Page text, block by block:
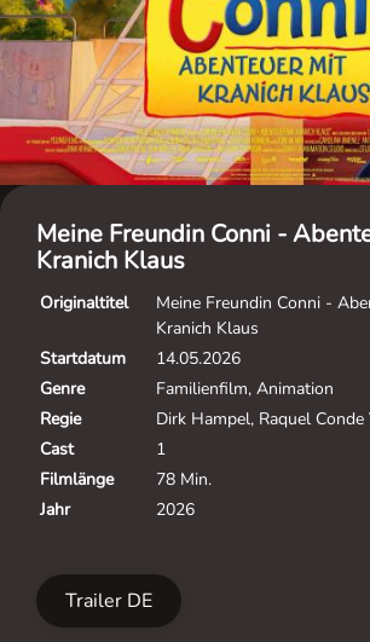
Meine Freundin Conni -
Kranich Klaus
Originaltitel
Meine Freundin Conni -
Kranich Klaus
Startdatum
14.05.2026
Genre
Familienfilm, Animation
Regie
Dirk Hampel, Raquel Conde
Cast
1
Filmlänge
78 Min.
Jahr
2026
Trailer DE